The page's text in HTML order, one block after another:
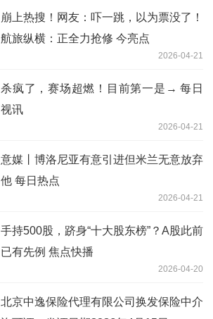
崩上热搜！网友：吓一跳，以为票没了！
航旅纵横：正全力抢修 今亮点
2026-04-21
杀疯了，赛场超燃！目前第一是→ 每日
视讯
2026-04-21
意媒丨博洛尼亚有意引进但米兰无意放弃
他 每日热点
2026-04-21
手持500股，跻身“十大股东榜”？A股此前
已有先例 焦点快播
2026-04-20
北京中逸保险代理有限公司换发保险中介